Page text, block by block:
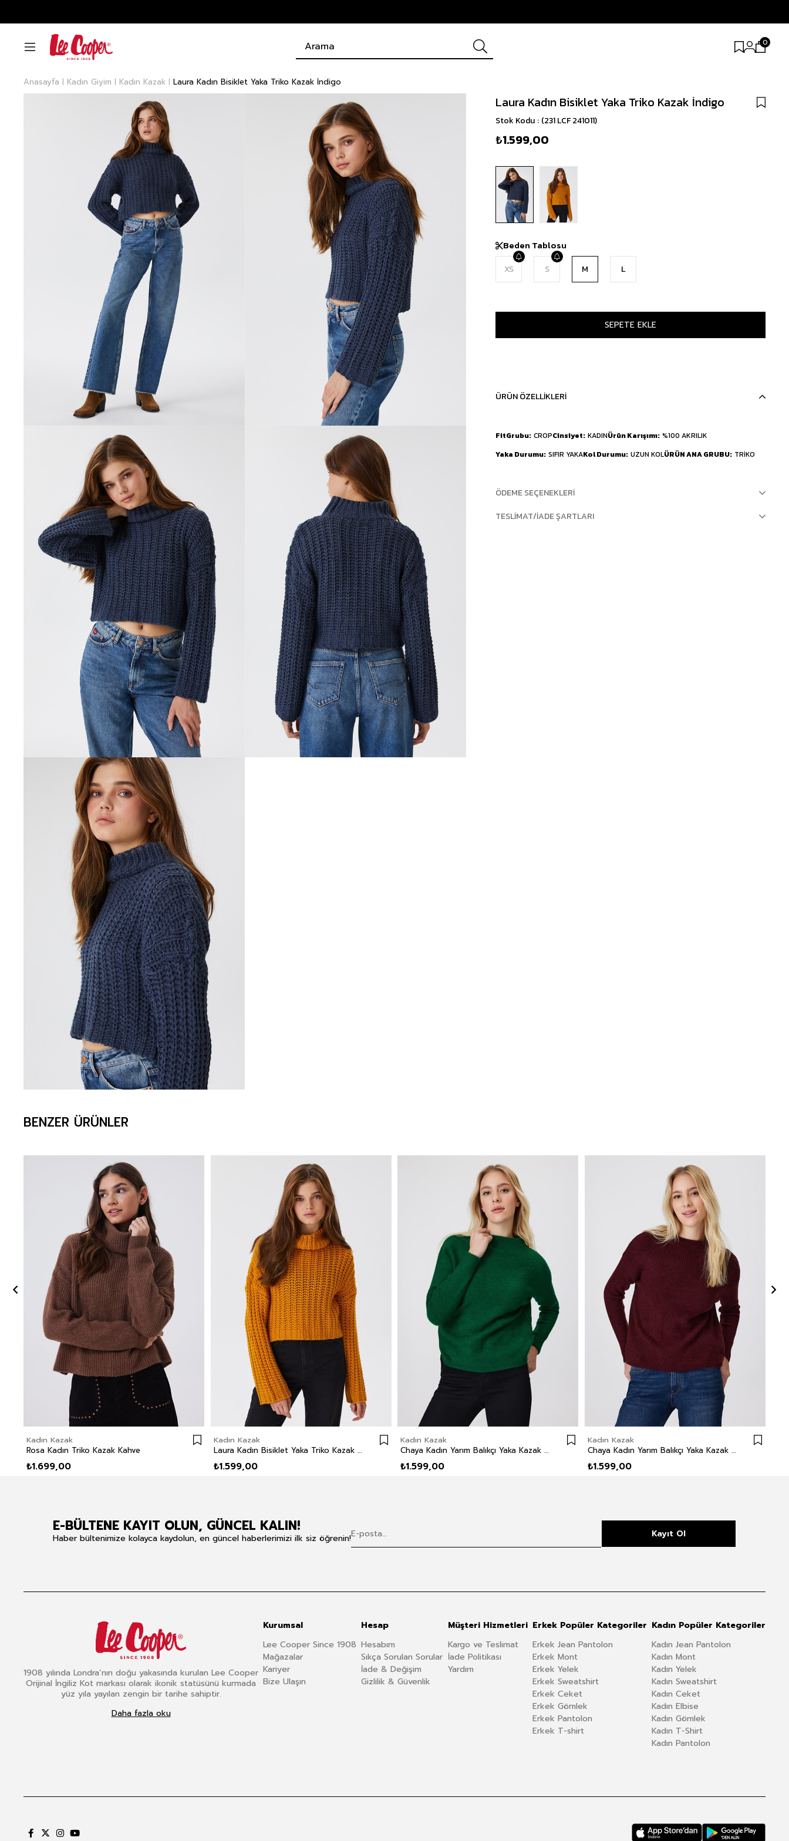
0
Anasayfa Kadın Giyim Kadın Kazak Laura Kadın Bisiklet Yaka Triko Kazak İndigo
Laura Kadın Bisiklet Yaka Triko Kazak İndigo
Stok Kodu (231 LCF 241011)
₺1.599,00
Beden Tablosu
XS S M L
ÜRÜN ÖZELLIKLERI
FitGrubu CROPCinsiyet KADINÜrün Karışımı %100 AKRILIK
Yaka Durumu SIFIR YAKAKol Durumu UZUN KOLÜRÜN ANA GRUBU TRİKO
ÖDEME SEÇENEKLERI
TESLIMAT/İADE ŞARTLARI
BENZER ÜRÜNLER
Kadın Kazak
Rosa Kadın Triko Kazak Kahve
₺1.699,00
Kadın Kazak
Laura Kadın Bisiklet Yaka Triko Kazak Hardal
₺1.599,00
Kadın Kazak
Chaya Kadın Yarım Balıkçı Yaka Kazak Yeşil
₺1.599,00
Kadın Kazak
Chaya Kadın Yarım Balıkçı Yaka Kazak Mürdüm
₺1.599,00
E-BÜLTENE KAYIT OLUN, GÜNCEL KALIN!
Haber bültenimize kolayca kaydolun, en güncel haberlerimizi ilk siz öğrenin! Kayıt Ol
1908 yılında Londra’nın doğu yakasında kurulan Lee Cooper
Orijinal İngiliz Kot markası olarak ikonik statüsünü kurmada
yüz yıla yayılan zengin bir tarihe sahiptir.
Daha fazla oku
Kurumsal
Lee Cooper Since 1908
Mağazalar
Kariyer
Bize Ulaşın
Hesap
Hesabım
Sıkça Sorulan Sorular
İade & Değişim
Gizlilik & Güvenlik
Müşteri Hizmetleri
Kargo ve Teslimat
İade Politikası
Yardım
Erkek Popüler Kategoriler
Erkek Jean Pantolon
Erkek Mont
Erkek Yelek
Erkek Sweatshirt
Erkek Ceket
Erkek Gömlek
Erkek Pantolon
Erkek T-shirt
Kadın Popüler Kategoriler
Kadın Jean Pantolon
Kadın Mont
Kadın Yelek
Kadın Sweatshirt
Kadın Ceket
Kadın Elbise
Kadın Gömlek
Kadın T-Shirt
Kadın Pantolon